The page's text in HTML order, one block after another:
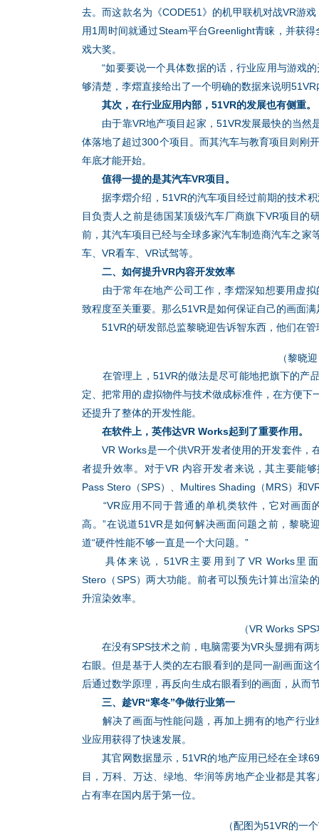
去。而这款名为《CODE51》的机甲联机对战VR游
用1周时间就通过Steam平台Greenlight青睐，并获
戏大奖。
“如要要说一个具体数据的话，行业应用与游戏的
够清楚，李熠直接给出了一个明确的数据来说明
其次，在行业应用内部，51VR的发展也有侧重。
由于靠VR地产项目起家，51VR发展最快的当然
体落地了超过300个项目。而其汽车与教育项目则刚
年底才能开始。
值得一提的是其汽车VR项目。
据李熠介绍，51VR的汽车项目经过前期的技术积
目负责人之前是德国某顶级汽车厂商旗下VR项目的
前，其汽车项目已经与全球多家汽车制造商汽车之家
车、VR看车、VR试驾等。
二、如何提升VR内容开发效率
由于常年在地产公司工作，李熠深知想要用虚拟
致程度至关重要。那么51VR是如何保证自己的画面
51VR的研发部总监黎晓迎告诉智东西，他们在管
（黎晓
在管理上，51VR的做法是尽可能地把旗下的产
定、把常用的虚拟物件与技术做成标准件，在方便
还提升了整体的开发性能。
在软件上，英伟达VR Works起到了重要作用。
VR Works是一个供VR开发者使用的开发套件，
者提升效率。对于VR 内容开发者来说，其主要能
Pass Stero（SPS）、Multires Shading（MRS）和
“VR应用不同于普通的单机类软件，它对画面
高。”在说道51VR是如何解决画面问题之前，黎晓
道“硬件性能不够一直是一个大问题。”
具体来说，51VR主要用到了VR Works里面
Stero（SPS）两大功能。前者可以预先计算出渲染
升渲染效率。
（VR Works
在没有SPS技术之前，电脑需要为VR头显拥有两
右眼。但是基于人类的左右眼看到的是同一副画面
后通过数学原理，再反向生成右眼看到的画面，从而
三、趁VR“寒冬”争做行业第一
解决了画面与性能问题，再加上拥有的地产行业
业应用获得了快速发展。
其官网数据显示，51VR的地产应用已经在全球
目，万科、万达、绿地、华润等房地产企业都是其
占有率在国内居于第一位。
（配图为51VR的一